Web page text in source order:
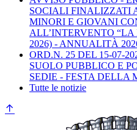
SOCIALI FINALIZZATI
MINORI E GIOVANI
ALL’INTERVENTO “LA
2026) - ANNUALITÀ
ORD.N. 25 DEL 15-07-
SUOLO PUBBLICO E
SEDIE - FESTA DELLA
Tutte le notizie